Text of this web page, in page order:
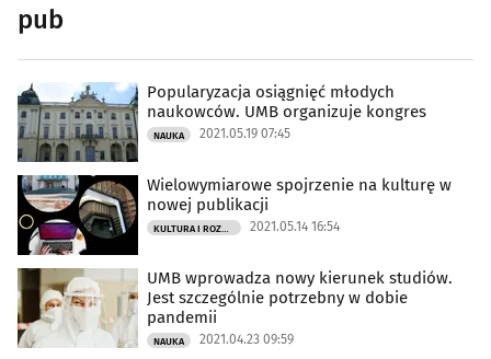
pub
Popularyzacja osiągnięć młodych
naukowców. UMB organizuje kongres
NAUKA 2021.05.19 07:45
Wielowymiarowe spojrzenie na kulturę w
nowej publikacji
2021.05.14 16:54
UMB wprowadza nowy kierunek studiów.
Jest szczególnie potrzebny w dobie
pandemii
NAUKA 2021.04.23 09:59